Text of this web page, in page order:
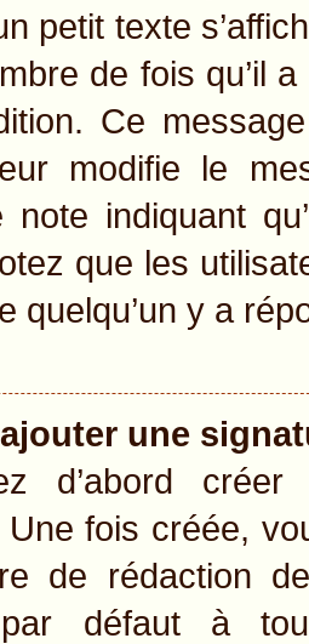
petit texte
de fois qu’il
Ce
modifie le
note indiquant
que les
quelqu’un y a
une
d’abord
Une fois créée,
de rédaction
par défaut à